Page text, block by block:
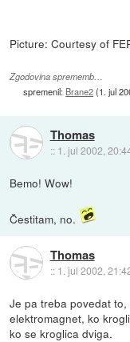
Picture: Courtesy of
Zgodovina sprememb…
spremenil: Brane2(1. jul
Thomas
:: 1. jul 2002,
Bemo! Wow!
Čestitam, no.
Thomas
:: 1. jul 2002,
Je pa treba povedat
elektromagnet, ko
ko se kroglica dviga.